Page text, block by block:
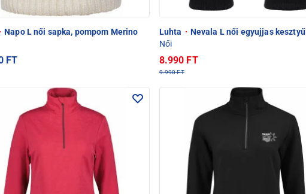
· Napo L női sapka, pompom Merino
FT
Luhta · Nevala L női egyujjas kesztyű
Női
8.990 FT
9.990 FT